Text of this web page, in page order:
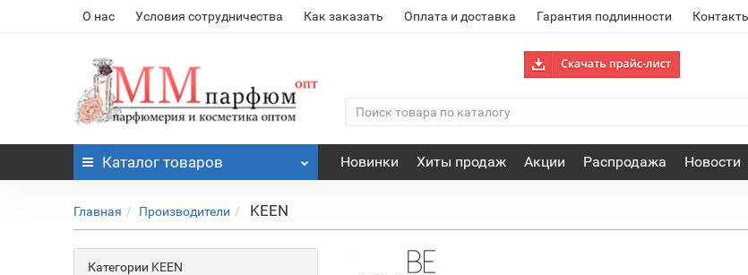
О нас Условия сотрудничества Как заказать Оплата и доставка Гарантия подлинности
Каталог товаров Новинки Хиты продаж Акции Распродажа Новости
Главная Производители KEEN
Категории KEEN